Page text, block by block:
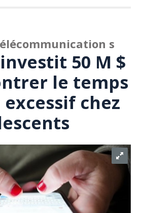
s
50 M $
le temps
chez